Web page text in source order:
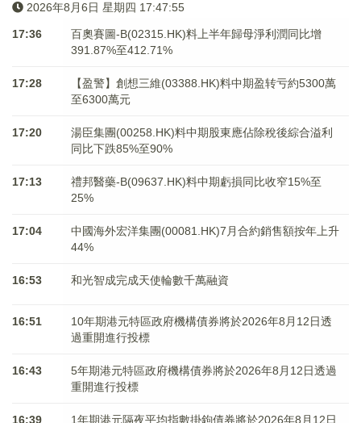
2026年8月6日 星期四 17:47:55
17:36
百奧賽圖-B(02315.HK)料上半年歸母淨利潤同比增
391.87%至412.71%
17:28
【盈警】創想三維(03388.HK)料中期盈转亏約5300萬
至6300萬元
17:20
湯臣集團(00258.HK)料中期股東應佔除稅後綜合溢利
同比下跌85%至90%
17:13
禮邦醫藥-B(09637.HK)料中期虧損同比收窄15%至
25%
17:04
中國海外宏洋集團(00081.HK)7月合約銷售額按年上升
44%
16:53 和光智成完成天使輪數千萬融資
16:51
10年期港元特區政府機構債券將於2026年8月12日透
過重開進行投標
16:43
5年期港元特區政府機構債券將於2026年8月12日透過
重開進行投標
16:39
1年期港元隔夜平均指數掛鉤債券將於2026年8月12日